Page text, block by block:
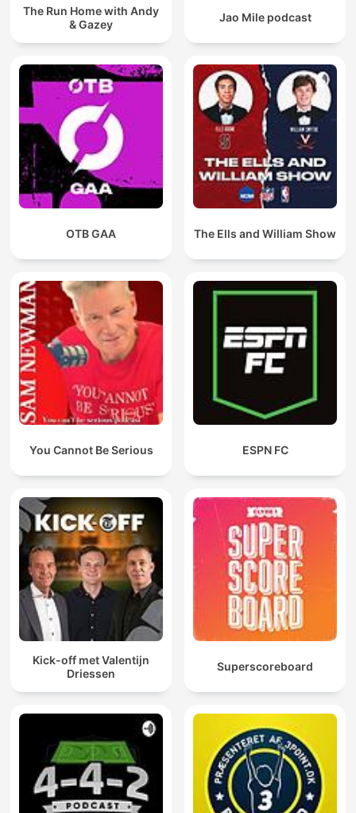
The Run Home with Andy
& Gazey
Jao Mile podcast
OTB GAA The Ells and William Show
You Cannot Be Serious ESPN FC
Kick-off met Valentijn
Driessen
Superscoreboard